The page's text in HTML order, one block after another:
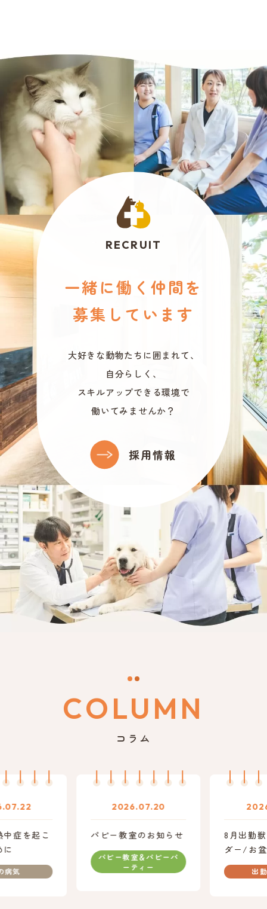
RECRUIT
一緒に働く仲間を
募集しています
大好きな動物たちに囲まれて、
自分らしく、
スキルアップできる環境で
働いてみませんか？
採用情報
COLUMN
コラム
症を起こ
気
2026.07.20
パピー教室のお知らせ
パピー教室＆パピーパ
ーティー
8月出勤
ダー/お盆
間変更の
出